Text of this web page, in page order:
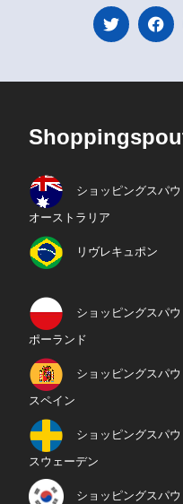
ショッピングスパウ
オーストラリア
リヴレキュポン
ショッピングスパウ
ポーランド
ショッピングスパウ
スペイン
ショッピングスパウ
スウェーデン
ショッピングスパウ